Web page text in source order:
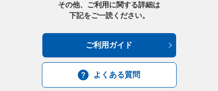
その他、ご利用に関する詳細は
下記をご一読ください。
ご利用ガイド
よくある質問